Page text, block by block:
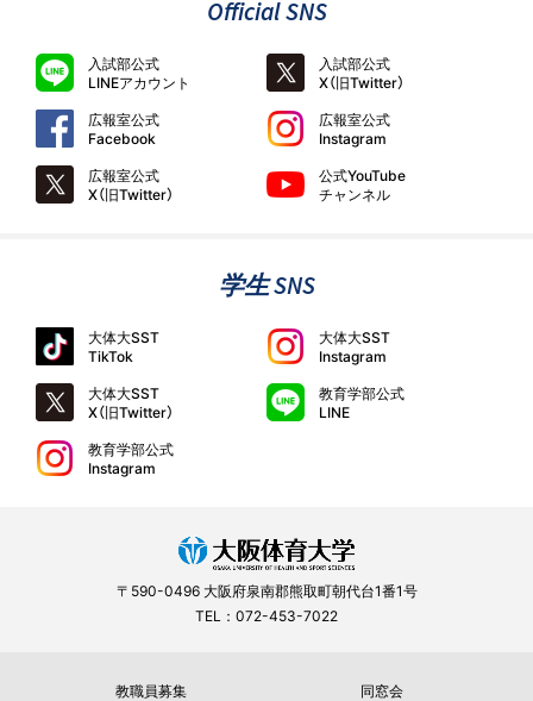
Official SNS
入試部公式
LINEアカウント
入試部公式
X（旧Twitter）
広報室公式
Facebook
広報室公式
Instagram
広報室公式
X（旧Twitter）
公式YouTube
チャンネル
学生 SNS
大体大SST
TikTok
大体大SST
Instagram
大体大SST
X（旧Twitter）
教育学部公式
LINE
教育学部公式
Instagram
〒590-0496 大阪府泉南郡熊取町朝代台1番1号
TEL：072-453-7022
教職員募集 同窓会